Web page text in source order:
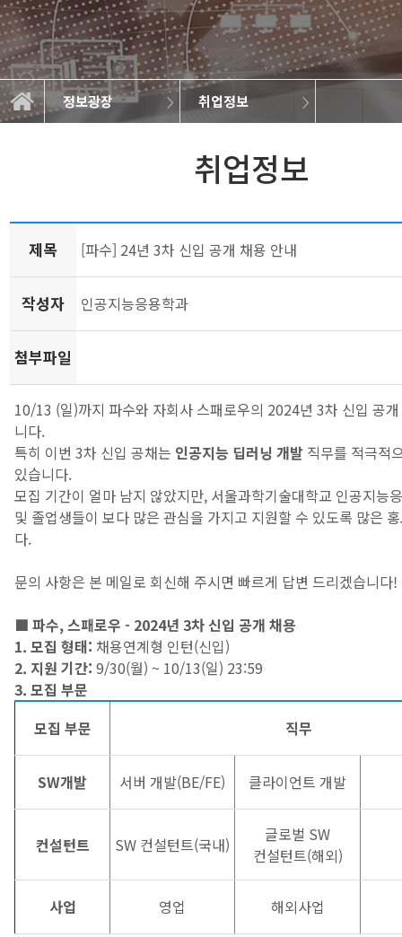
정보광장 취업정보
학과소개
교과과정
학사정보
대학원
정보광장
공지사항
학과규정
취업정보
학과뉴스
갤러리
취업정보
제목 [파수] 24년 3차 신입 공개 채용 안내
작성자 인공지능응용학과
첨부파일
10/13 (일)까지 파수와 자회사 스패로우의 2024년 3차 신입 공
니다.
특히 이번 3차 신입 공채는 인공지능 딥러닝 개발 직무를 적극적
있습니다.
모집 기간이 얼마 남지 않았지만, 서울과학기술대학교 인공지능
및 졸업생들이 보다 많은 관심을 가지고 지원할 수 있도록 많은
다.
문의 사항은 본 메일로 회신해 주시면 빠르게 답변 드리겠습니다!
■ 파수, 스패로우 - 2024년 3차 신입 공개 채용
1. 모집 형태: 채용연계형 인턴(신입)
2. 지원 기간:9/30(월) ~ 10/13(일) 23:59
3. 모집 부문
모집 부문
직무
SW개발 서버 개발(BE/FE) 클라이언트 개발
컨설턴트 SW 컨설턴트(국내)
글로벌 SW
컨설턴트(해외)
사업 영업 해외사업